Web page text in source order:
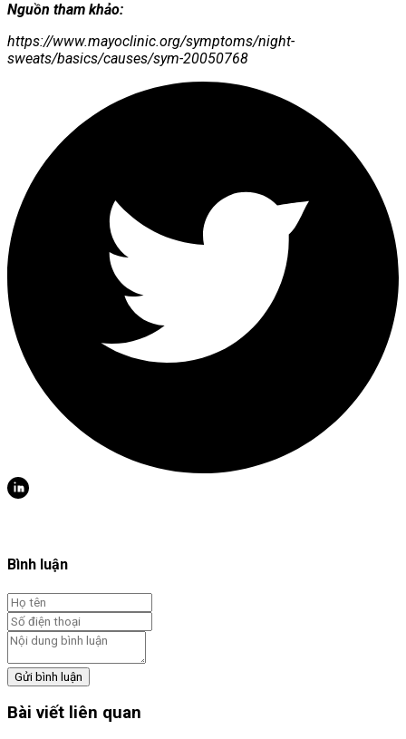
Nguồn tham khảo:
https://www.mayoclinic.org/symptoms/night-
sweats/basics/causes/sym-20050768
Bình luận
Gửi bình luận
Bài viết liên quan